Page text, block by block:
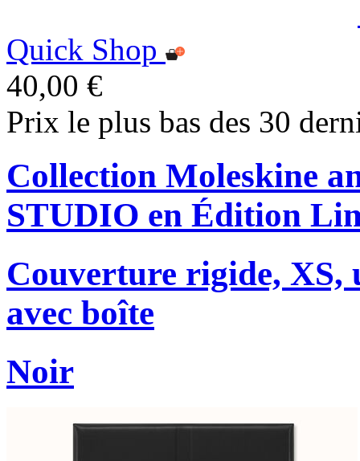
Quick Shop
40,00 €
Prix le plus bas des 30
Collection Moleskine
STUDIO en Édition
Couverture rigide, XS,
avec boîte
Noir